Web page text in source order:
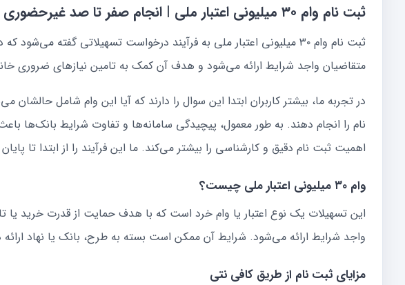
ثبت نام وام ۳۰ میلیونی اعتبار ملی | انجام صفر تا صد غیرحضوری با پیگیری کامل
ثبت نام وام ۳۰ میلیونی اعتبار ملی به فرآیند درخواست تسهیلاتی گفته
متقاضیان واجد شرایط ارائه می‌شود و هدف آن کمک به تامین نیازهای ضروری
در تجربه ما، بیشتر کاربران ابتدا این سوال را دارند که آیا این وام شامل
نام را انجام دهند. به طور معمول، پیچیدگی سامانه‌ها و تفاوت شرایط بانک‌ها
اهمیت ثبت نام دقیق و کارشناسی را بیشتر می‌کند. ما این فرآیند را از ابتدا تا
وام ۳۰ میلیونی اعتبار ملی چیست؟
این تسهیلات یک نوع اعتبار یا وام خرد است که با هدف حمایت از قدرت خرید یا
واجد شرایط ارائه می‌شود. شرایط آن ممکن است بسته به طرح، بانک یا نهاد
مزایای ثبت نام از طریق کافی نتی